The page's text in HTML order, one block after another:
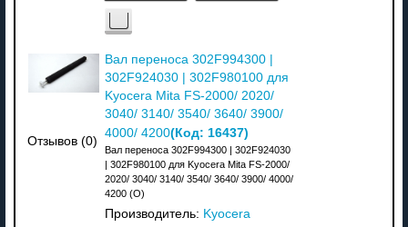
Отзывов (0)
Вал переноса 302F994300 |
302F924030 | 302F980100 для
Kyocera Mita FS-2000/ 2020/
3040/ 3140/ 3540/ 3640/ 3900/
4000/ 4200(Код: 16437)
Вал переноса 302F994300 | 302F924030
| 302F980100 для Kyocera Mita FS-2000/
2020/ 3040/ 3140/ 3540/ 3640/ 3900/ 4000/
4200 (О)
Производитель: Kyocera